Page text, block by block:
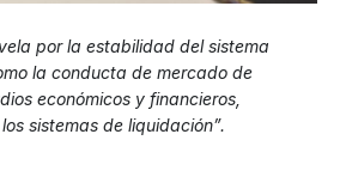
por la estabilidad del sistema
la conducta de mercado de
económicos y financieros,
sistemas de liquidación”.